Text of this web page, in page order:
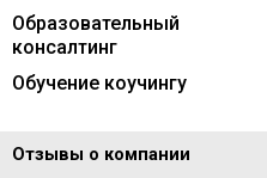
Образовательный
консалтинг
Обучение коучингу
Отзывы о компании